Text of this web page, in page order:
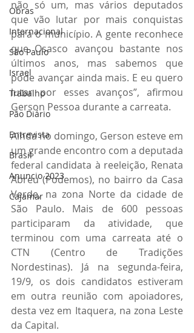
Obras
Internacional
São Paulo
Israel
Trabalho
Pão Diário
Entrevista
Brasil
Anuncio 2023
Cajamar
não só um, mas vários deputados
que vão lutar por mais conquistas
para o município. A gente reconhece
que Osasco avançou bastante nos
últimos anos, mas sabemos que
pode avançar ainda mais. E eu quero
lutar por esses avanços”, afirmou
Gerson Pessoa durante a carreata.
Ainda no domingo, Gerson esteve em
um grande encontro com a deputada
federal candidata à reeleição, Renata
Abreu (Podemos), no bairro da Casa
Verde, na zona Norte da cidade de
São Paulo. Mais de 600 pessoas
participaram da atividade, que
terminou com uma carreata até o
CTN (Centro de Tradições
Nordestinas). Já na segunda-feira,
19/9, os dois candidatos estiveram
em outra reunião com apoiadores,
desta vez em Itaquera, na zona Leste
da Capital.